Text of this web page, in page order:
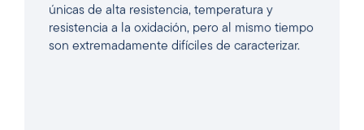
únicas de alta resistencia, temperatura y
resistencia a la oxidación, pero al mismo tiempo
son extremadamente difíciles de caracterizar.